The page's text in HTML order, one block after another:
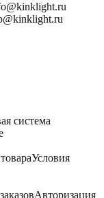
система
Условия
Авторизация